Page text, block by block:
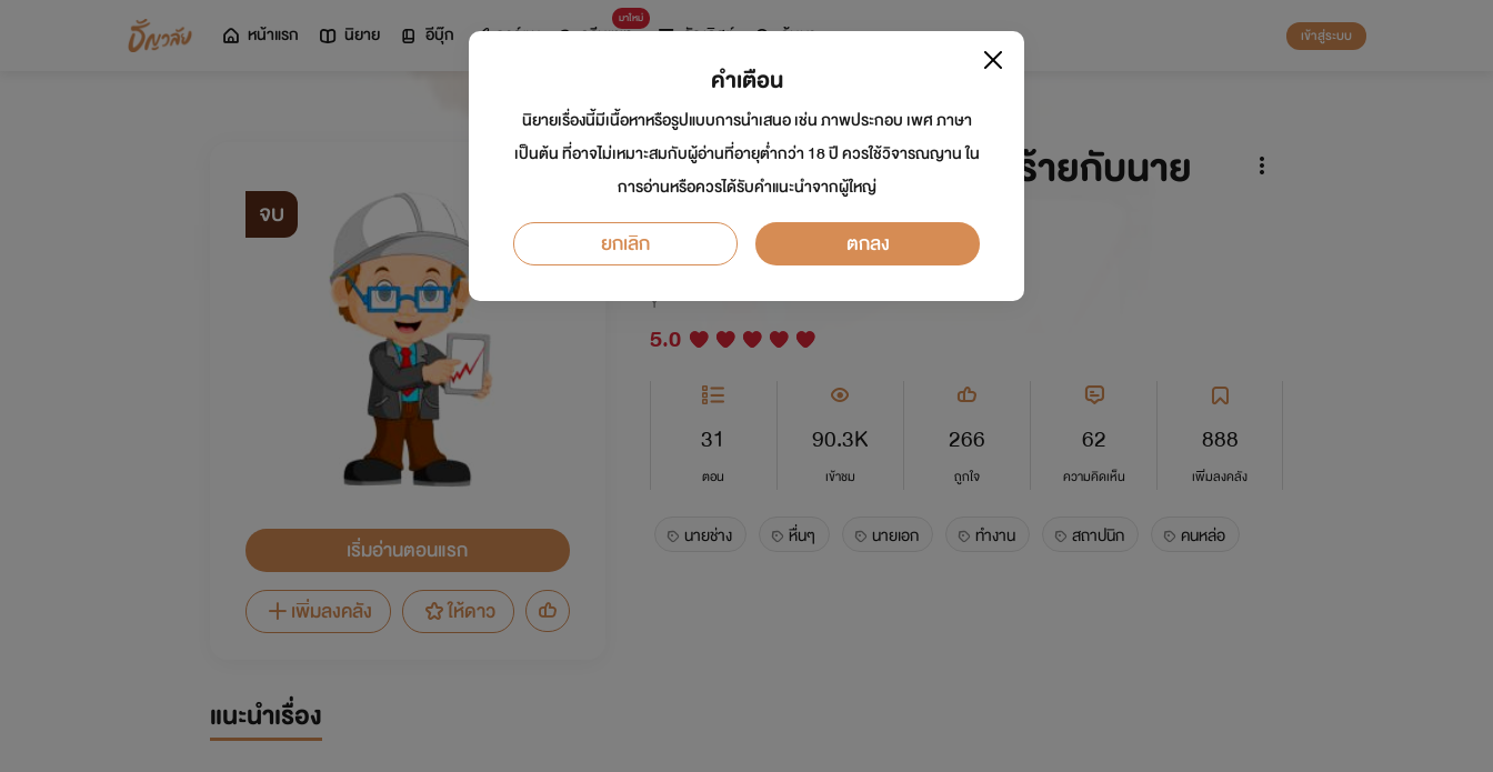
หน้าแรก นิยาย อีบุ๊ก การ์ตูน
มาใหม่
ดรีมแชท ธัญลิสต์ ค้นหา เข้าสู่ระบบ
จบ
เริ่มอ่านตอนแรก
เพิ่มลงคลัง
ให้ดาว
THE END นายช่างตัวร้ายกับนาย
สถาปนิก
นักเขียน:keemmi
Y
5.0
31
ตอน
90.3K
เข้าชม
266
ถูกใจ
62
ความคิดเห็น
888
เพิ่มลงคลัง
นายช่าง หื่นๆ นายเอก ทำงาน สถาปนิก คนหล่อ
แนะนำเรื่อง
คำเตือน
นิยายเรื่องนี้มีเนื้อหาหรือรูปแบบการนำเสนอ เช่น ภาพประกอบ เพศ ภาษา
เป็นต้น ที่อาจไม่เหมาะสมกับผู้อ่านที่อายุต่ำกว่า 18 ปี ควรใช้วิจารณญาน ใน
การอ่านหรือควรได้รับคำแนะนำจากผู้ใหญ่
ยกเลิก ตกลง